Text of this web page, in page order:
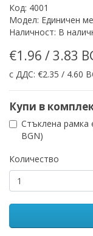
Код: 4001
Модел: Единичен
Наличност: В
€1.96 / 3.83
с ДДС: €2.35 / 4.60
Купи в
Стъклена рамка
BGN)
Количество